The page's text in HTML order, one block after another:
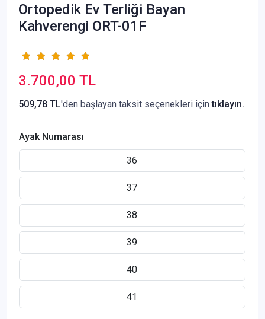
Ortopedik Ev Terliği Bayan
Kahverengi ORT-01F
3.700,00 TL
509,78 TL'den başlayan taksit seçenekleri içintıklayın.
Ayak Numarası
36
37
38
39
40
41